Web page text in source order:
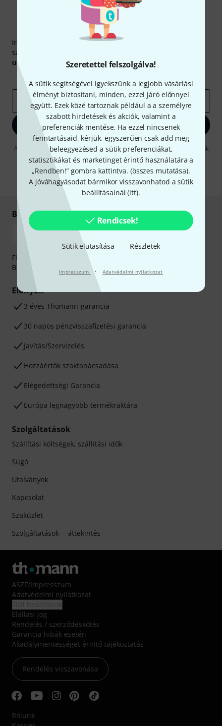
Szeretettel felszolgálva!
A sütik segítségével igyekszünk a legjobb vásárlási
élményt biztosítani, minden, ezzel járó előnnyel
együtt. Ezek közé tartoznak például a a személyre
szabott hirdetések és akciók, valamint a
preferenciák mentése. Ha ezzel nincsenek
fenntartásaid, kérjük, egyszerűen csak add meg
beleegyezésed a sütik preferenciákat,
statisztikákat és marketinget érintő használatára a
„Rendben!” gombra kattintva. (összes mutatása).
A jóváhagyásodat bármikor visszavonhatod a sütik
beállításainál (itt).
Rendicsek!
Sütik elutasítása Részletek
Impresszum · Adatvédelmi nyilatkozat
Thomann hírlevél
Iratkozz fel a Thomann angol nyelvű hírlevelére, és kis
szerencsével megnyerheted a
utalvány
egyikét.
e-mail cím*
Bejelentkezés
A "Bejelentkezés" gombra kattintva elfogadja, hogy e-mailben küldjünk
önnek hirdetéseket. Bármikor leiratkozhat erről. A hírlevélről további
információkat azdata protection guideline-ben talál.
* Kitöltés kötelező
Biztonságos vásárlás és fizetés
Fizessen biztonságosan, titkosítással: Banki átutalás vagy
Betéti- vagy hitelkártya segítségével
Előnyök
3 éves Thomann-garancia
30 napos pénzvisszafizetési garancia
Javítás/Szervizelés
Hozzáértők szaktanácsadása
Elégedettségi Garancia
Európa legnagyobb termékraktára
Szolgáltatások
Szállítási költségek, szállítási idők
Súgó
Utalványok
Kapcsolat
Szaküzlet
Szolgáltatások -- áttekintés
ÁSZF/Impresszum
Adatvédelmi nyilatkozat
Elállási jog
Rendelés / szerződéskötés
Garancia hibák esetén
Akadálymentességet érintő tájékoztatás
Rendelés visszavonása
Rólunk